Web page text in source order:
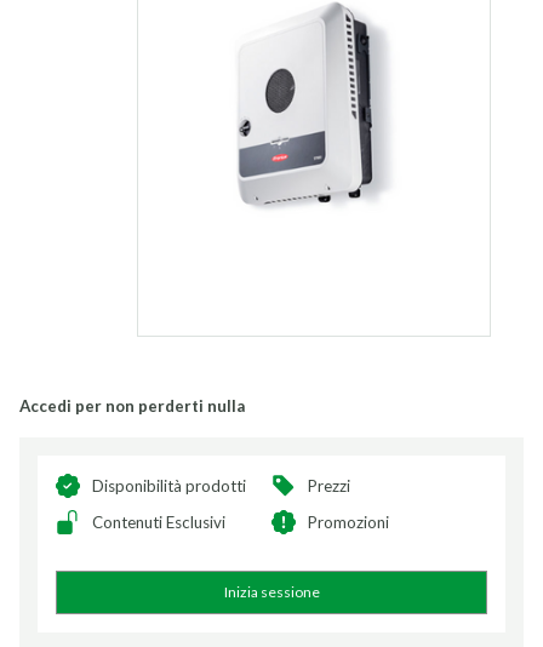
Accedi per non perderti nulla
Disponibilità prodotti
Prezzi
Contenuti Esclusivi
Promozioni
Inizia sessione